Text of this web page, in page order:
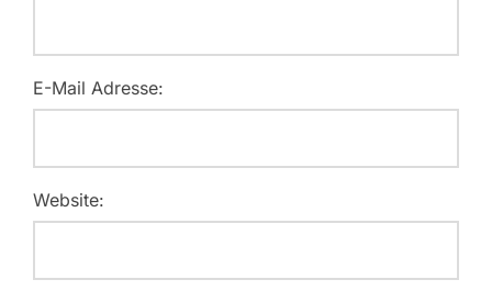
E-Mail Adresse:
Website: